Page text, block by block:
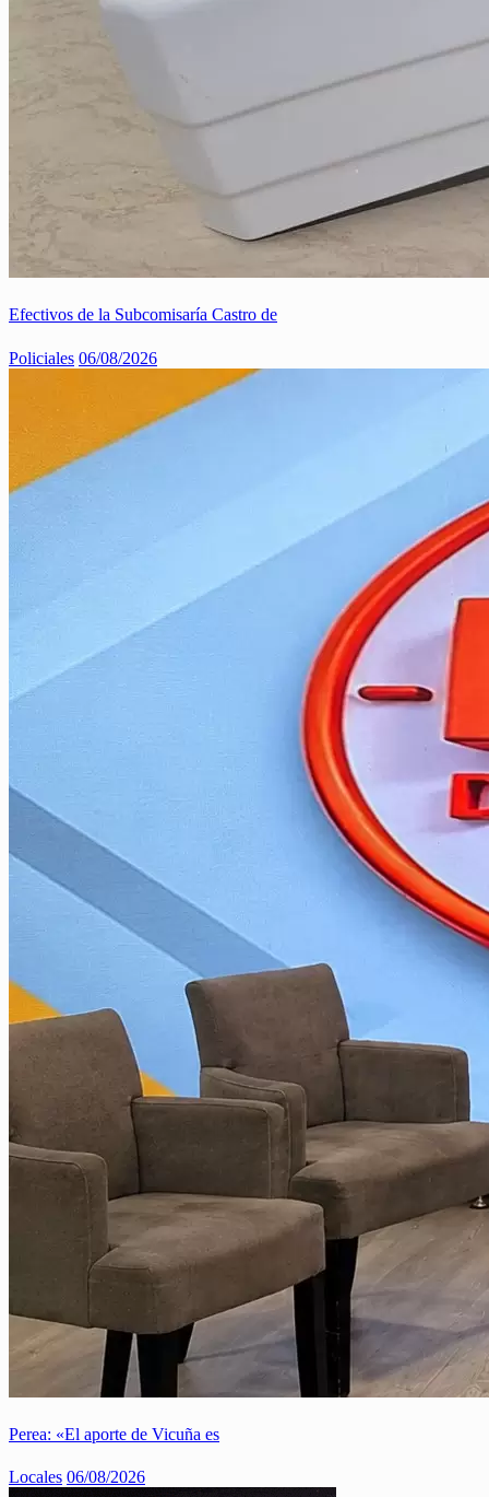
Efectivos de la Subcomisaría Castro de
Policiales 06/08/2026
Perea: «El aporte de Vicuña es
Locales 06/08/2026